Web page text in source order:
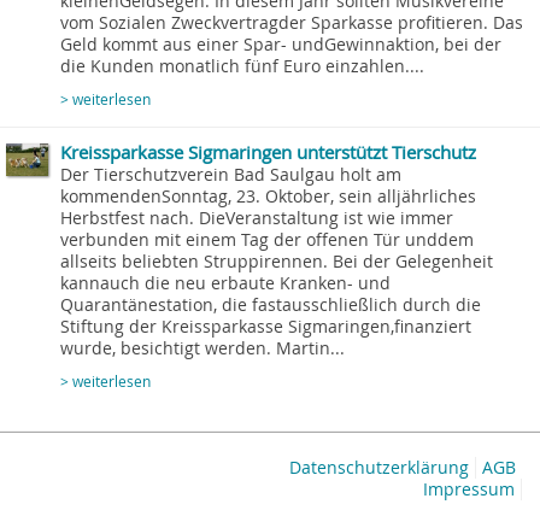
vom Sozialen Zweckvertragder Sparkasse profitieren. Das
Geld kommt aus einer Spar- undGewinnaktion, bei der
die Kunden monatlich fünf Euro einzahlen....
> weiterlesen
Kreissparkasse Sigmaringen unterstützt Tierschutz
Der Tierschutzverein Bad Saulgau holt am
kommendenSonntag, 23. Oktober, sein alljährliches
Herbstfest nach. DieVeranstaltung ist wie immer
verbunden mit einem Tag der offenen Tür unddem
allseits beliebten Struppirennen. Bei der Gelegenheit
kannauch die neu erbaute Kranken- und
Quarantänestation, die fastausschließlich durch die
Stiftung der Kreissparkasse Sigmaringen,finanziert
wurde, besichtigt werden. Martin...
> weiterlesen
AGB
Datenschutzerklärung
Impressum